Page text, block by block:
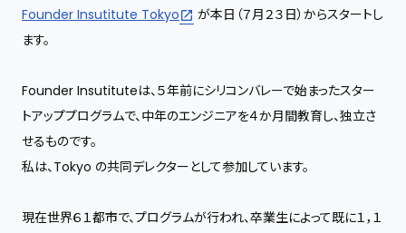
Founder Insutitute Tokyo
が本日（７月２３日）からスタートし
ます。
Founder Insutituteは、５年前にシリコンバレーで始まったスター
トアッププログラムで、中年のエンジニアを４か月間教育し、独立さ
せるものです。
私は、Tokyo の共同デレクターとして参加しています。
現在世界６１都市で、プログラムが行われ、卒業生によって既に１，１